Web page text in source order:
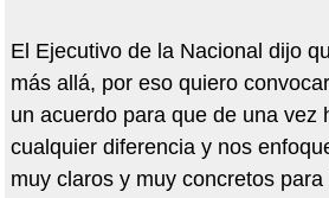
El Ejecutivo de la Nacional dijo
más allá, por eso quiero
un acuerdo para que de una vez
cualquier diferencia y nos
muy claros y muy concretos